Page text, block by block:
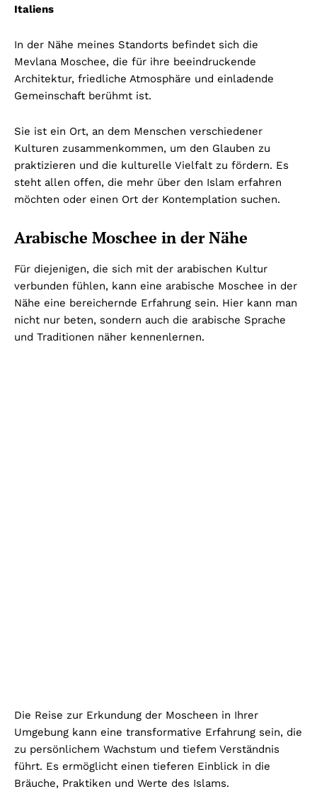
Italiens
In der Nähe meines Standorts befindet sich die
Mevlana Moschee, die für ihre beeindruckende
Architektur, friedliche Atmosphäre und einladende
Gemeinschaft berühmt ist.
Sie ist ein Ort, an dem Menschen verschiedener
Kulturen zusammenkommen, um den Glauben zu
praktizieren und die kulturelle Vielfalt zu fördern. Es
steht allen offen, die mehr über den Islam erfahren
möchten oder einen Ort der Kontemplation suchen.
Arabische Moschee in der Nähe
Für diejenigen, die sich mit der arabischen Kultur
verbunden fühlen, kann eine arabische Moschee in der
Nähe eine bereichernde Erfahrung sein. Hier kann man
nicht nur beten, sondern auch die arabische Sprache
und Traditionen näher kennenlernen.
Die Reise zur Erkundung der Moscheen in Ihrer
Umgebung kann eine transformative Erfahrung sein, die
zu persönlichem Wachstum und tiefem Verständnis
führt. Es ermöglicht einen tieferen Einblick in die
Bräuche, Praktiken und Werte des Islams.